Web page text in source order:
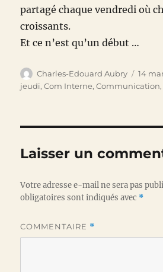
partagé chaque vendredi où
croissants.
Et ce n’est qu’un début …
Auteur
Charles-Edouard Aubry
Publié
le
14
jeudi,Com Interne,Communication
Laisser un
Votre adresse e-mail ne sera pas
obligatoires sont indiqués avec *
COMMENTAIRE *